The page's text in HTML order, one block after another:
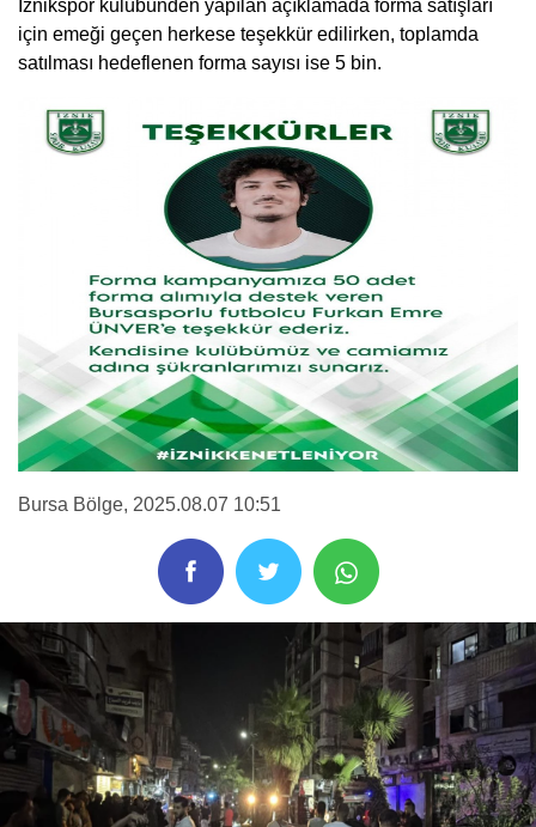
İznikspor kulübünden yapılan açıklamada forma satışları
için emeği geçen herkese teşekkür edilirken, toplamda
satılması hedeflenen forma sayısı ise 5 bin.
Bursa Bölge, 2025.08.07 10:51